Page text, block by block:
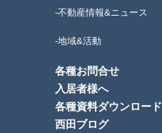
-不動産情報&ニュース
-地域&活動
各種お問合せ
入居者様へ
各種資料ダウンロード
西田ブログ